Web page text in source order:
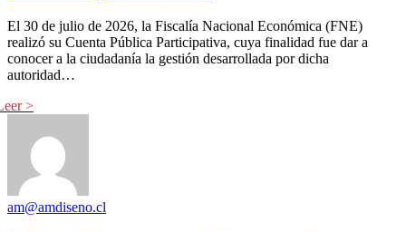
El 30 de julio de 2026, la Fiscalía Nacional Económica (FNE)
realizó su Cuenta Pública Participativa, cuya finalidad fue dar a
conocer a la ciudadanía la gestión desarrollada por dicha
autoridad…
am@amdiseno.cl